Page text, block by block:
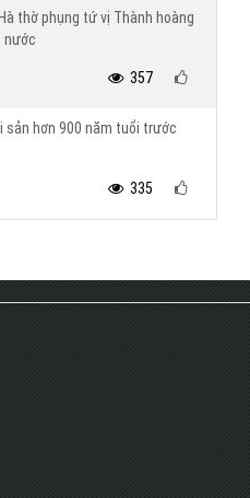
thờ phụng tứ vị Thành hoàng
nước
357
sản hơn 900 năm tuổi trước
335